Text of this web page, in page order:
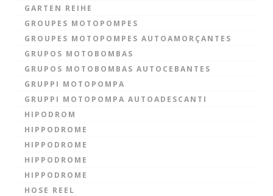
GARTEN REIHE
GROUPES MOTOPOMPES
GROUPES MOTOPOMPES AUTOAMORÇANTES
GRUPOS MOTOBOMBAS
GRUPOS MOTOBOMBAS AUTOCEBANTES
GRUPPI MOTOPOMPA
GRUPPI MOTOPOMPA AUTOADESCANTI
HIPODROM
HIPPODROME
HIPPODROME
HIPPODROME
HIPPODROME
HOSE REEL